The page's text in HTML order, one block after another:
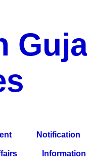
Notification
Information